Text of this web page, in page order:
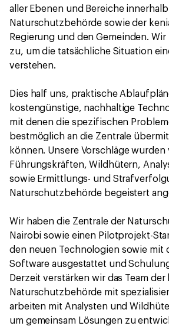
aller Ebenen und Bereiche
Naturschutzbehörde sowie der
Regierung und den Gemeinden.
zu, um die tatsächliche Situation
verstehen.
Dies half uns, praktische
kostengünstige, nachhaltige
mit denen die spezifischen
bestmöglich an die Zentrale
können. Unsere Vorschläge wurden
Führungskräften, Wildhütern,
sowie Ermittlungs- und
Naturschutzbehörde begeistert
Wir haben die Zentrale der
Nairobi sowie einen Pilotprojekt-
den neuen Technologien sowie mit
Software ausgestattet und
Derzeit verstärken wir das Team
Naturschutzbehörde mit
arbeiten mit Analysten und
um gemeinsam Lösungen zu